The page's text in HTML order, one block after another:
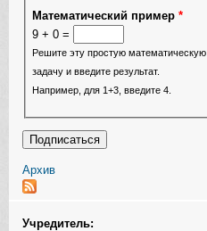
Математический пример *
9 + 0 =
Решите эту простую математическую
задачу и введите результат.
Например, для 1+3, введите 4.
Архив
Учредитель: